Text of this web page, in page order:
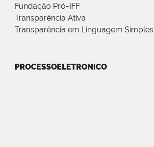
Fundação Pró-IFF
Transparência Ativa
Transparência em Linguagem Simples
PROCESSOELETRONICO